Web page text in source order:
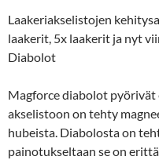
Laakeriakselistojen
laakerit, 5x laakerit ja nyt
Diabolot
Magforce diabolot
akselistoon on tehty
hubeista. Diabolosta on
painotukseltaan se on